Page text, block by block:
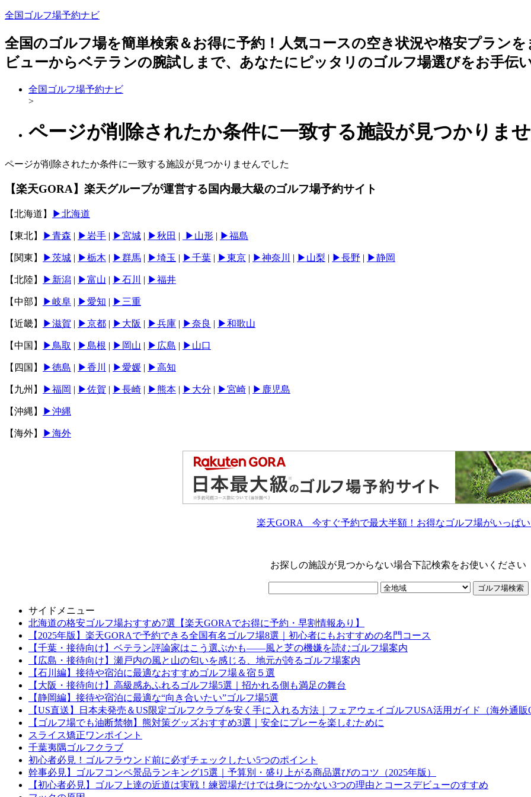
全国ゴルフ場予約ナビ
全国のゴルフ場を簡単検索＆お得に予約！人気コースの空き状況や格安プラン
ビューからベテランの腕試しまで、あなたにピッタリのゴルフ場選びをお手伝
全国ゴルフ場予約ナビ
>
ページが削除されたか条件に一致する施設が見つかりま
ページが削除されたか条件に一致する施設が見つかりませんでした
【楽天GORA】楽天グループが運営する国内最大級のゴルフ場予約サイト
【北海道】 ▶北海道
【東北】 ▶青森 | ▶岩手 | ▶宮城 | ▶秋田 | ▶山形 | ▶福島
【関東】 ▶︎茨城 | ▶︎栃木 | ▶︎群馬 | ▶︎埼玉 | ▶︎千葉 | ▶︎東京 | ▶︎神奈川 | ▶︎山梨 | ▶︎長野 | ▶︎静岡
【北陸】 ▶︎新潟 | ▶︎富山 | ▶︎石川 | ▶︎福井
【中部】 ▶︎岐阜 | ▶︎愛知 | ▶︎三重
【近畿】 ▶︎滋賀 | ▶︎京都 | ▶︎大阪 | ▶︎兵庫 | ▶︎奈良 | ▶︎和歌山
【中国】 ▶︎鳥取 | ▶︎島根 | ▶︎岡山 | ▶︎広島 | ▶︎山口
【四国】 ▶︎徳島 | ▶︎香川 | ▶︎愛媛 | ▶︎高知
【九州】 ▶︎福岡 | ▶︎佐賀 | ▶︎長崎 | ▶︎熊本 | ▶︎大分 | ▶︎宮崎 | ▶︎鹿児島
【沖縄】 ▶︎沖縄
【海外】 ▶海外
楽天GORA 今すぐ予約で最大半額！お得なゴルフ場がいっぱ
お探しの施設が見つからない場合下記検索をお使いください
サイドメニュー
北海道の格安ゴルフ場おすすめ7選【楽天GORAでお得に予約・早割情報あり】
【2025年版】楽天GORAで予約できる全国有名ゴルフ場8選｜初心者にもおすすめの名門コース
【千葉・接待向け】ベテラン評論家はこう選ぶかも——風と芝の機嫌を読むゴルフ場案内
【広島・接待向け】瀬戸内の風と山の匂いを感じる、地元が誇るゴルフ場案内
【石川編】接待や宿泊に最適なおすすめゴルフ場＆宿５選
【大阪・接待向け】高級感あふれるゴルフ場5選｜招かれる側も満足の舞台
【静岡編】接待や宿泊に最適な“向き合いたい”ゴルフ場5選
【US直送】日本未発売＆US限定ゴルフクラブを安く手に入れる方法｜フェアウェイゴルフUSA活用ガイド（海外通販
【ゴルフ場でも油断禁物】熊対策グッズおすすめ3選｜安全にプレーを楽しむために
スライス矯正ワンポイント
千葉夷隅ゴルフクラブ
初心者必見！ゴルフラウンド前に必ずチェックしたい5つのポイント
幹事必見】ゴルフコンペ景品ランキング15選｜予算別・盛り上がる商品選びのコツ（2025年版）
【初心者必見】ゴルフ上達の近道は実戦！練習場だけでは身につかない3つの理由とコースデビューのすすめ